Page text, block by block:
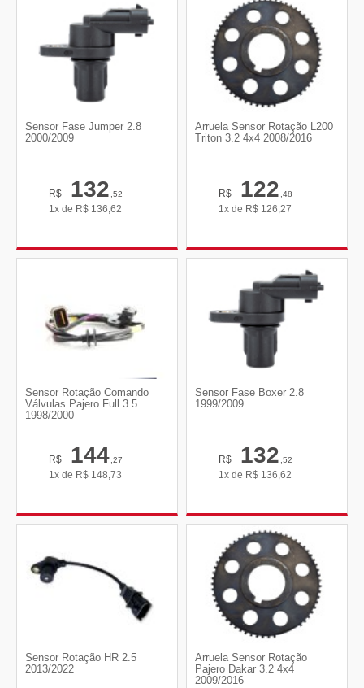
Sensor Fase Jumper 2.8
2000/2009
R$ 132,52
1x de R$ 136,62
Arruela Sensor Rotação L200
Triton 3.2 4x4 2008/2016
R$ 122,48
1x de R$ 126,27
Sensor Rotação Comando
Válvulas Pajero Full 3.5
1998/2000
R$ 144,27
1x de R$ 148,73
Sensor Fase Boxer 2.8
1999/2009
R$ 132,52
1x de R$ 136,62
Sensor Rotação HR 2.5
2013/2022
Arruela Sensor Rotação
Pajero Dakar 3.2 4x4
2009/2016